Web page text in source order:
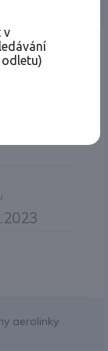
aerolinky
v